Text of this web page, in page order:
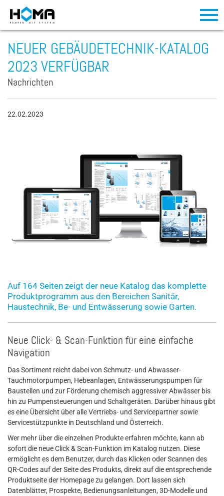
NEUER GEBÄUDETECHNIK-KATALOG
2023 VERFÜGBAR
Nachrichten
22.02.2023
Auf 164 Seiten zeigt der neue Katalog das komplette
Produktprogramm aus den Bereichen Sanitär,
Haustechnik, Be- und Entwässerung sowie Garten.
Neue Click- & Scan-Funktion für eine einfache
Navigation
Das Sortiment reicht dabei von Schmutz- und Abwasser-
Tauchmotorpumpen, Hebeanlagen, Entwässerungspumpen für
Baustellen und zur Förderung chemisch aggressiver Abwässer bis
hin zu Pumpensteuerungen und Schaltgeräten. Darüber hinaus gibt
es eine Übersicht über alle Vertriebs- und Servicepartner sowie
Servicestützpunkte in Deutschland und Österreich.
Wer mehr über die einzelnen Produkte erfahren möchte, kann ab
sofort die neue Click & Scan-Funktion im Katalog nutzen. Diese
ermöglicht es dem Benutzer, durch das Klicken oder Scannen des
QR-Codes auf der Seite des Produkts, direkt auf die entsprechende
Produktseite der Homepage zu gelangen. Dort lassen sich
Datenblätter, Prospekte, Bedienungsanleitungen, 3D-Modelle und